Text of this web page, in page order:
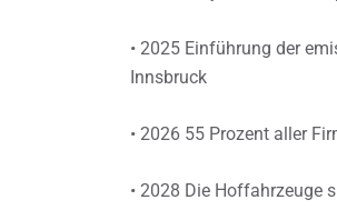
• 2025 Einführung der
Innsbruck
• 2026 55 Prozent aller
• 2028 Die Hoffahrzeuge